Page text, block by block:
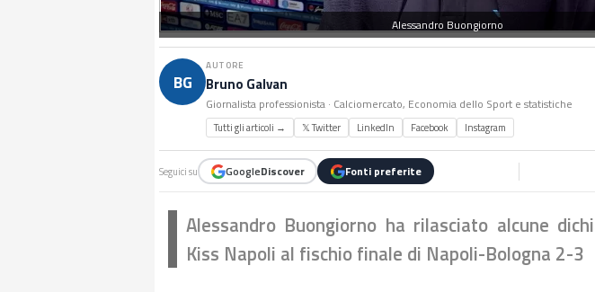
Alessandro Buongiorno
BG
AUTORE
Bruno Galvan
Giornalista professionista · Calciomercato, Economia dello Sport e statistiche
Tutti gli articoli → 𝕏 Twitter LinkedIn Facebook Instagram
Seguici su GoogleDiscover Fonti preferite
Alessandro Buongiorno ha rilasciato alcune
Kiss Napoli al fischio finale di Napoli-Bologna 2-3